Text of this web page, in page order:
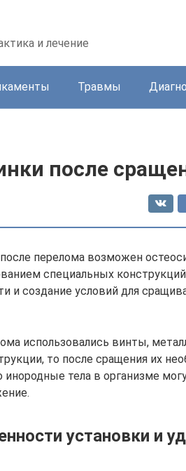
и лечение
Травмы
после
перелома возможен
специальных
и создание условий для
использовались винты,
то после сращения их
инородные тела в организме
установки и